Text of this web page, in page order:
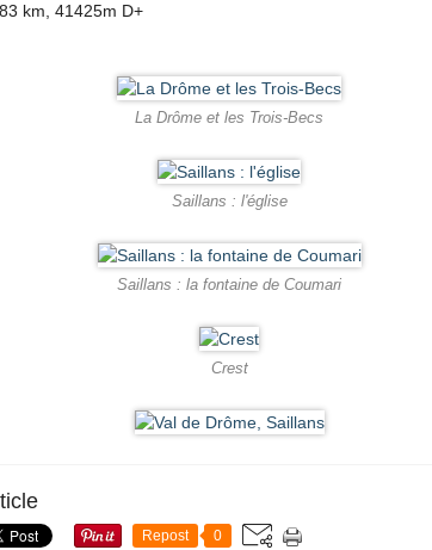
km, 41425m D+
La Drôme et les Trois-Becs
Saillans : l'église
Saillans : la fontaine de Coumari
Crest
Repost 0